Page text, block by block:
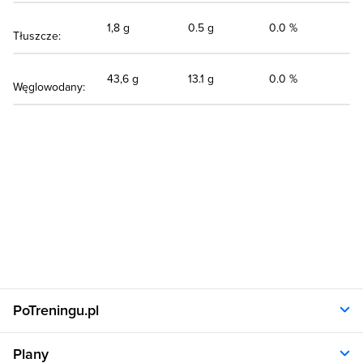
Tłuszcze:
1,8 g 0.5 g 0.0 %
Węglowodany:
43,6 g 13.1 g 0.0 %
PoTreningu.pl
Plany